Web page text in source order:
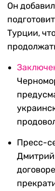
Он
Турции,
Пресс-
Дмитрий